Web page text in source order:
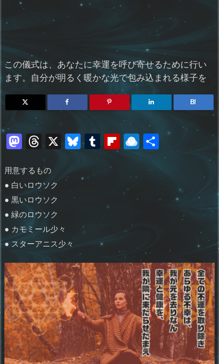
この儀式は、あなたに幸運を呼び寄せるために行い
ます。自分が明るく暖かな光で包み込まれる様子を
B!
M
st
o
d
o
n
T
re
a
d
s
X Bl
e
T
m
Fl
ip
o
R 共
有
用意するもの
● 白いロウソク
● 黒いロウソク
● 緑のロウソク
● カモミール少々
● スターアニス少々